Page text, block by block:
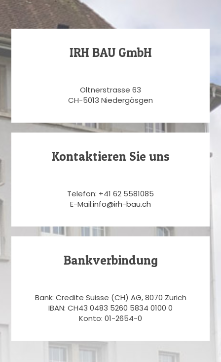
IRH BAU GmbH
Oltnerstrasse 63
CH-5013 Niedergösgen
Kontaktieren Sie uns
Telefon: +41 62 5581085
E-Mail:info@irh-bau.ch
Bankverbindung
Bank: Credite Suisse (CH) AG, 8070 Zürich
IBAN: CH43 0483 5260 5834 0100 0
Konto: 01-2654-0